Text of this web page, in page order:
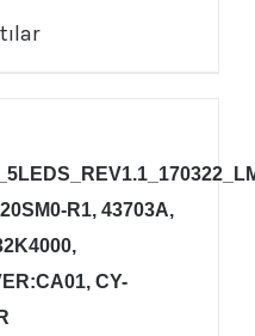
R1, 43703A,
CY-